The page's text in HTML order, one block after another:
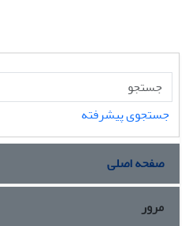
جستجوی پیشرفته
صفحه اصلی
مرور